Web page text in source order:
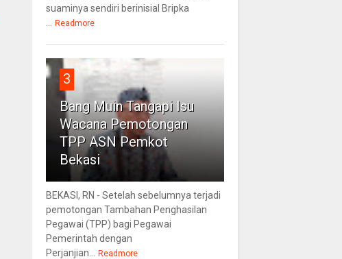
suaminya sendiri berinisial Bripka
Readmore
3
Bang Muin Tangapi Isu
Wacana Pemotongan
TPP ASN Pemkot
Bekasi
BEKASI, RN - Setelah sebelumnya terjadi
pemotongan Tambahan Penghasilan
Pegawai (TPP) bagi Pegawai
Pemerintah dengan
Perjanjian...
Readmore